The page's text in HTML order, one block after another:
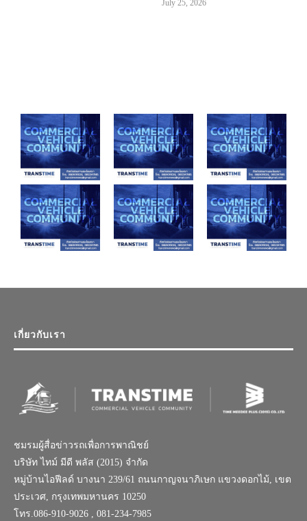
July 25, 2026
เกี่ยวกับเรา
ชมรมผู้สื่อข่าวรถเพื่อการพาณิชย์
บริษัท ไทม์ มีดี พลัส (2015) จำกัด
หมู่บ้านไอฟีลด์ บางนา 239/61 ถนนกาญจนาภิเษก แขวงดอกไม้, เขต
ประเวศ, กรุงเทพมหานคร 10250
โทร.086-910-9026 , 081-234-7985